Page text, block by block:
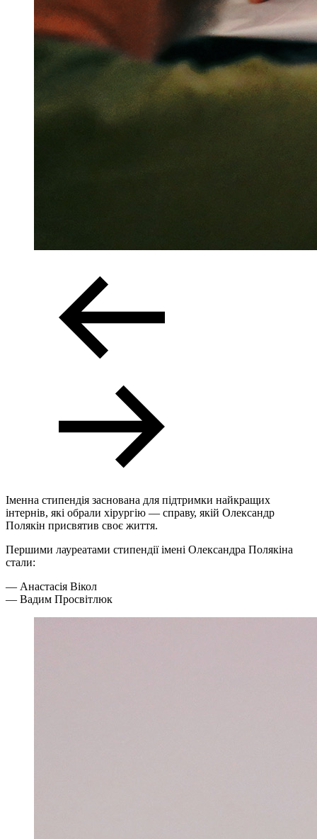
Іменна стипендія заснована для підтримки найкращих
інтернів, які обрали хірургію — справу, якій Олександр
Полякін присвятив своє життя.
Першими лауреатами стипендії імені Олександра Полякіна
стали:
— Анастасія Вікол
— Вадим Просвітлюк